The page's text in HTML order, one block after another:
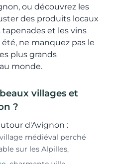
ou découvrez les
des produits locaux
et les vins
ne manquez pas le
plus grands
monde.
villages et
?
d'Avignon :
médiéval perché
sur les Alpilles,